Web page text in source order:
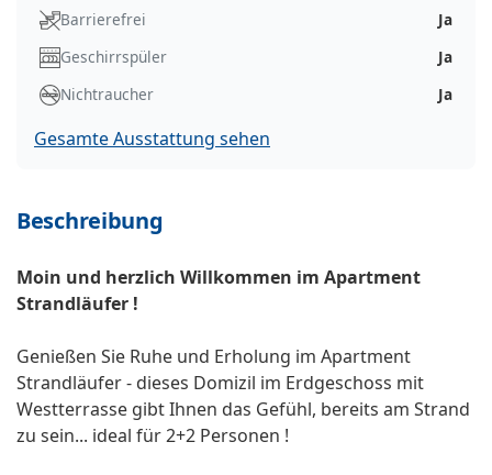
Barrierefrei
Ja
Geschirrspüler
Ja
Nichtraucher
Ja
Gesamte Ausstattung sehen
Beschreibung
Moin und herzlich Willkommen im Apartment
Strandläufer !
Genießen Sie Ruhe und Erholung im Apartment
Strandläufer - dieses Domizil im Erdgeschoss mit
Westterrasse gibt Ihnen das Gefühl, bereits am Strand
zu sein... ideal für 2+2 Personen !